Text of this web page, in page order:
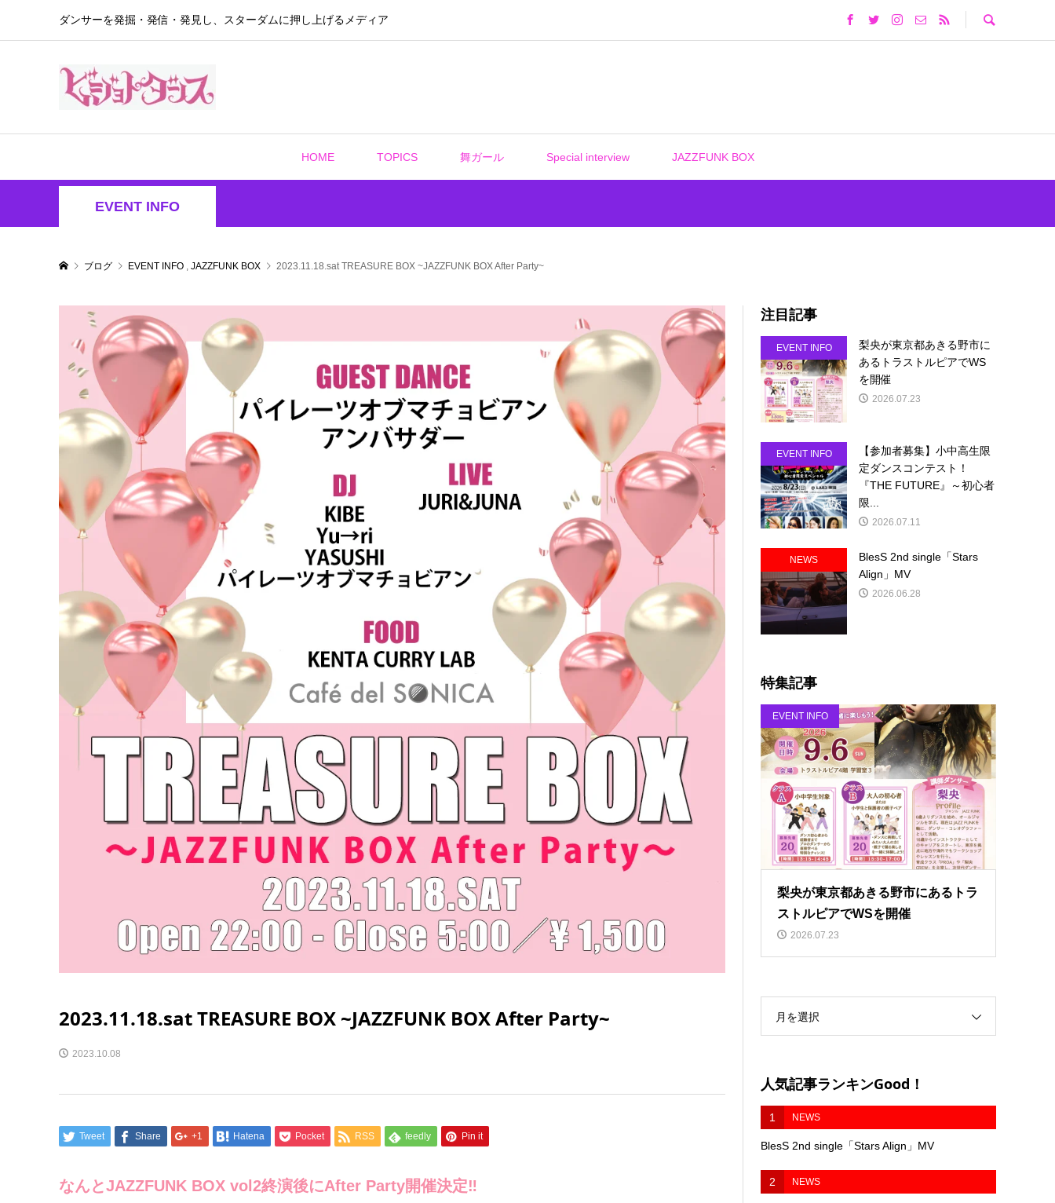
ダンサーを発掘・発信・発見し、スターダムに押し上げるメディア
HOME TOPICS 舞ガール Special interview JAZZFUNK BOX
EVENT INFO
ブログ EVENT INFO , JAZZFUNK BOX 2023.11.18.sat TREASURE BOX ~JAZZFUNK BOX After Party~
2023.11.18.sat TREASURE BOX ~JAZZFUNK BOX After Party~
2023.10.08
Tweet Share +1 Hatena Pocket RSS feedly Pin it
なんとJAZZFUNK BOX vol2終演後にAfter Party開催決定‼️
注目記事
EVENT INFO
梨央が東京都あきる野市に
あるトラストルピアでWS
を開催
2026.07.23
EVENT INFO
【参加者募集】小中高生限
定ダンスコンテスト！
『THE FUTURE』～初心者
限...
2026.07.11
NEWS
BlesS 2nd single「Stars
Align」MV
2026.06.28
特集記事
EVENT INFO
梨央が東京都あきる野市にあるトラ
ストルピアでWSを開催
2026.07.23
月を選択
人気記事ランキンGood！
1 NEWS
BlesS 2nd single「Stars Align」MV
2 NEWS